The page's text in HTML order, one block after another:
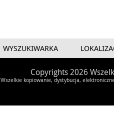
WYSZUKIWARKA
Copyrights 2026
Wszelkie kopiowanie, dystybucja,